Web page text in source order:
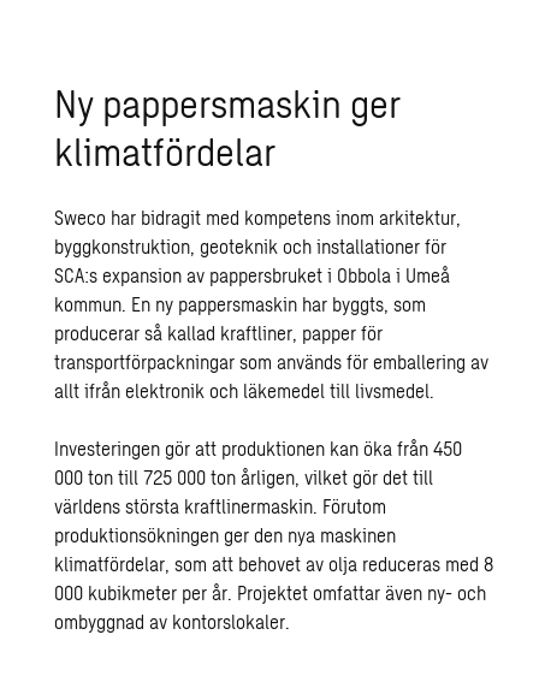
Ny pappersmaskin ger
klimatfördelar
Sweco har bidragit med kompetens inom arkitektur,
byggkonstruktion, geoteknik och installationer för
SCA:s expansion av pappersbruket i Obbola i Umeå
kommun. En ny pappersmaskin har byggts, som
producerar så kallad kraftliner, papper för
transportförpackningar som används för emballering av
allt ifrån elektronik och läkemedel till livsmedel.
Investeringen gör att produktionen kan öka från 450
000 ton till 725 000 ton årligen, vilket gör det till
världens största kraftlinermaskin. Förutom
produktionsökningen ger den nya maskinen
klimatfördelar, som att behovet av olja reduceras med 8
000 kubikmeter per år. Projektet omfattar även ny- och
ombyggnad av kontorslokaler.